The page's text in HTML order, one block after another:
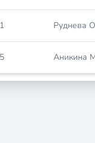
Руднева
Аникина